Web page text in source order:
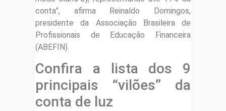
conta”, afirma Reinaldo Domingos,
presidente da Associação Brasileira de
Profissionais de Educação Financeira
(ABEFIN).
Confira a lista dos 9
principais “vilões” da
conta de luz